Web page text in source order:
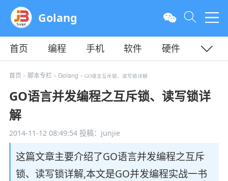
Golang
首页 编程 手机 软件
硬件
教程
平面 服务器
首页 > 脚本专栏> Golang > GO语言互斥锁、读写锁详解
GO语言并发编程之互斥锁、读写锁详
解
2014-11-12 08:49:54投稿：junjie
这篇文章主要介绍了GO语言并发编程之互斥
锁、读写锁详解,本文是GO并发编程实战一书